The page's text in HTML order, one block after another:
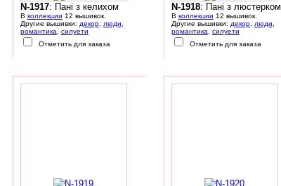
N-1917: Пані з келихом
В коллекции 12 вышивок.
Другие вышивки: декор, люди
романтика
силуети
Отметить для заказа
N-1918: Пані з люстерком
В коллекции 12 вышивок.
Другие вышивки: декор, люди
романтика
силуети
Отметить для заказа